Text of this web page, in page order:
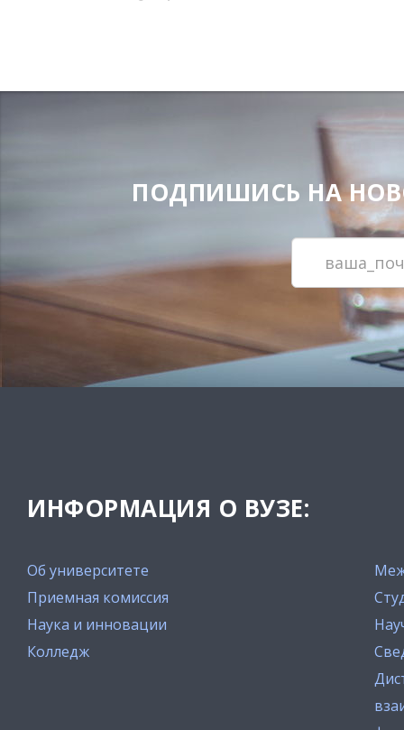
ПОДПИШИСЬ НА
ИНФОРМАЦИЯ О ВУЗЕ:
Об университете
Приемная комиссия
Наука и инновации
Колледж